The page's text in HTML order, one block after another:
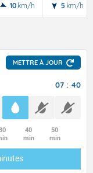
10 km/h 5 km/h
METTRE À JOUR
07 : 40
40
min
50
min